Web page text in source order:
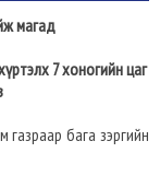
7 хоногийн цаг
бага зэргийн